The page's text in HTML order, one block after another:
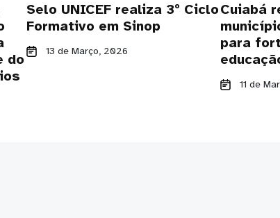
do
Selo UNICEF realiza 3º Ciclo
Formativo em Sinop
13 de Março, 2026
Cuiabá
para
11 de